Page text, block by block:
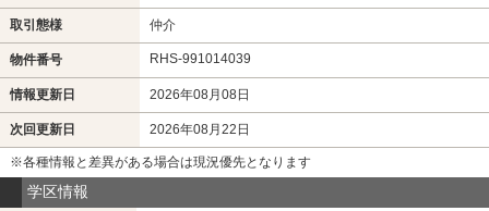
取引態様 仲介
物件番号 RHS-991014039
情報更新日 2026年08月08日
次回更新日 2026年08月22日
※各種情報と差異がある場合は現況優先となります
学区情報